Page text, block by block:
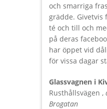
och smarriga
grädde. Givetvis
té och till och
på deras
har öppet vid
för vissa dagar
Glassvagnen i
Rusthållsvägen ,
Brogatan